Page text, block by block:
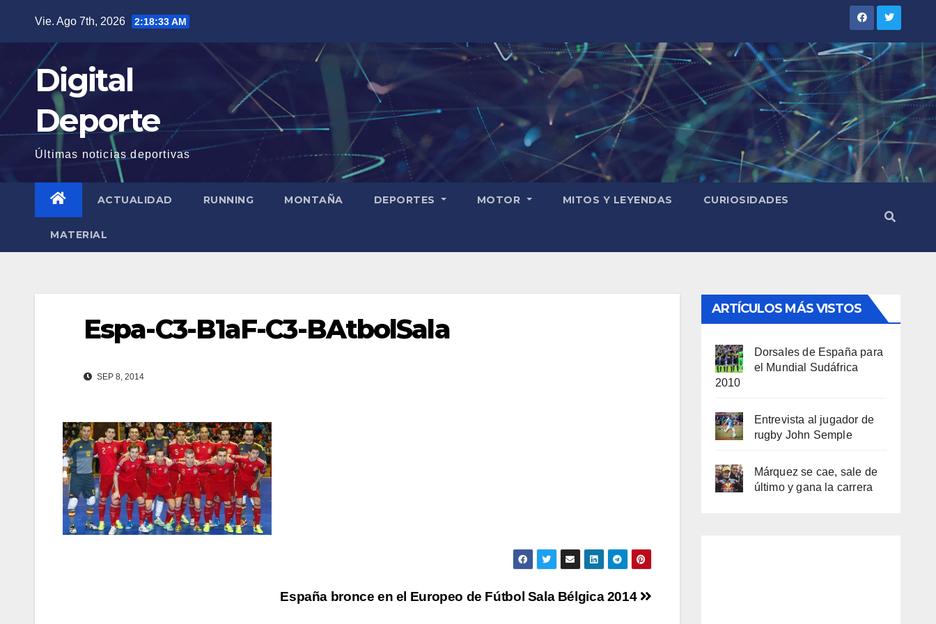
contenido
Vie. Ago 7th, 2026 2:18:34 AM
Digital
Deporte
Últimas noticias deportivas
ACTUALIDAD RUNNING MONTAÑA DEPORTES MOTOR MITOS Y LEYENDAS CURIOSIDADES
MATERIAL
Espa-C3-B1aF-C3-BAtbolSala
SEP 8, 2014
España bronce en el Europeo de Fútbol Sala Bélgica 2014
ARTÍCULOS MÁS VISTOS
Dorsales de España para
el Mundial Sudáfrica
2010
Entrevista al jugador de
rugby John Semple
Márquez se cae, sale de
último y gana la carrera